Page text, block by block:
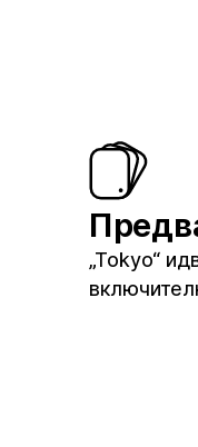
„Tokyo“